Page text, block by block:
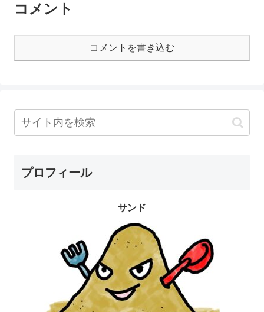
コメント
コメントを書き込む
プロフィール
サンド